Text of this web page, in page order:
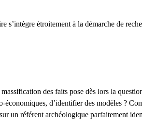
s’intègre étroitement à la démarche de
des faits pose dès lors la
d’identifier des modèles ?
un référent archéologique parfaitement